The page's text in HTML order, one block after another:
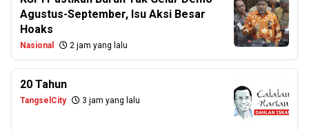
Agustus-September, Isu Aksi Besar
Hoaks
Nasional 2 jam yang lalu
20 Tahun
TangselCity 3 jam yang lalu